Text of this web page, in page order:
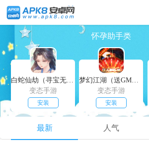
怀孕助手类
白蛇仙劫（寻宝无限真充）
变态手游
安装
梦幻江湖（送GM特权）
变态手游
安装
最新 人气